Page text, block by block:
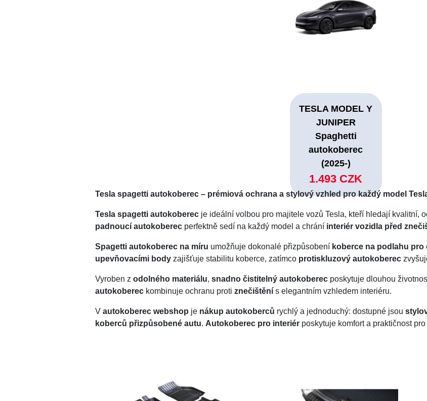
TESLA MODEL Y
JUNIPER
Spaghetti
autokoberec
(2025-)
1.493 CZK
Tesla spagetti autokoberec – prémiová ochrana a stylový vzhled pro každý model
Tesla spagetti autokoberec je ideální volbou pro majitele vozů Tesla, kteří hledají kvalitní,
padnoucí autokoberec perfektně sedí na každý model a chrání interiér vozidla před
Spagetti autokoberec na míru umožňuje dokonalé přizpůsobení koberce na podlahu pro
upevňovacími body zajišťuje stabilitu koberce, zatímco protiskluzový autokoberec
Vyroben zodolného materiálu,snadno čistitelný autokoberec poskytuje dlouhou
autokoberec kombinuje ochranu protiznečištění s elegantním vzhledem interiéru.
Vautokoberec webshop je nákup autokoberců rychlý a jednoduchý: dostupné jsou
koberců přizpůsobené autu. Autokoberec pro interiér poskytuje komfort a praktičnost